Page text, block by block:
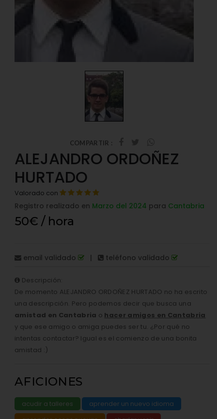
COMPARTIR :
ALEJANDRO ORDOÑEZ
HURTADO
Valorado con
Registro realizado en Marzo del 2024 para Cantabria
50€ / hora
email validado | teléfono validado
Descripción:
De momento ALEJANDRO ORDOÑEZ HURTADO no ha escrito
una descripción. Pero podemos decir que busca una
amistad en Cantabria o hacer amigos en Cantabria
y que ese amigo o amiga puedes ser tu. ¿Por qué no
intentas contactar? Igual es el comienzo de una bonita
amistad :)
AFICIONES
acudir a talleres
aprender un nuevo idioma